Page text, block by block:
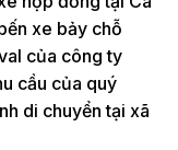
xe bảy chỗ
của công ty
cầu của quý
di chuyển tại xã